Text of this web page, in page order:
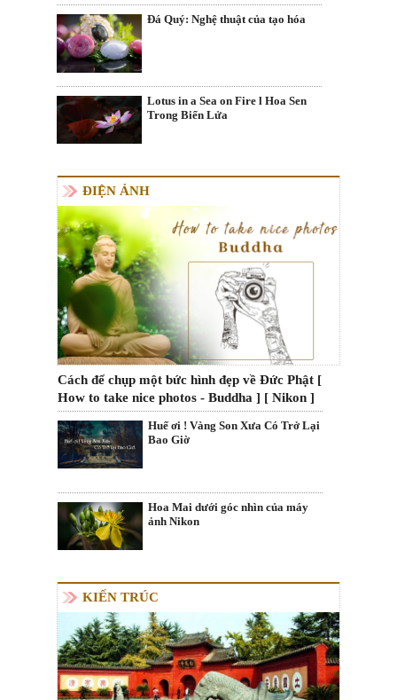
Đá Quý: Nghệ thuật của tạo hóa
Lotus in a Sea on Fire l Hoa Sen
Trong Biển Lửa
ĐIỆN ẢNH
Cách để chụp một bức hình đẹp về Đức Phật [
How to take nice photos - Buddha ] [ Nikon ]
Huế ơi ! Vàng Son Xưa Có Trở Lại
Bao Giờ
Hoa Mai dưới góc nhìn của máy
ảnh Nikon
KIẾN TRÚC